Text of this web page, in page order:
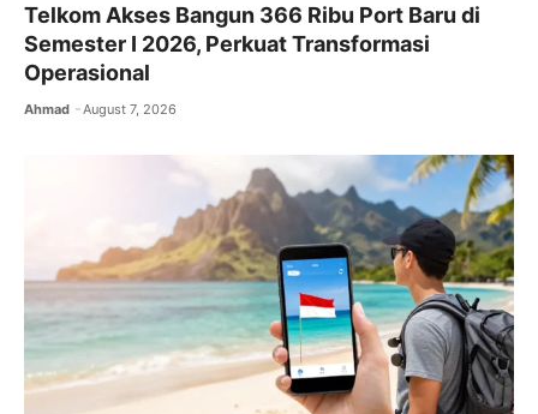
Telkom Akses Bangun 366 Ribu Port Baru di
Semester I 2026, Perkuat Transformasi
Operasional
Ahmad August 7, 2026